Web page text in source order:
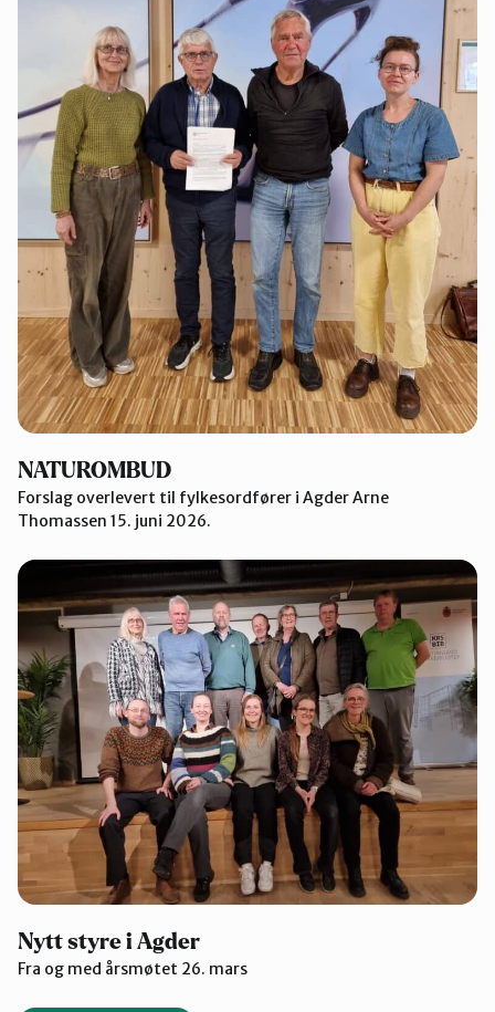
NATUROMBUD
Forslag overlevert til fylkesordfører i Agder Arne
Thomassen 15. juni 2026.
Nytt styre i Agder
Fra og med årsmøtet 26. mars